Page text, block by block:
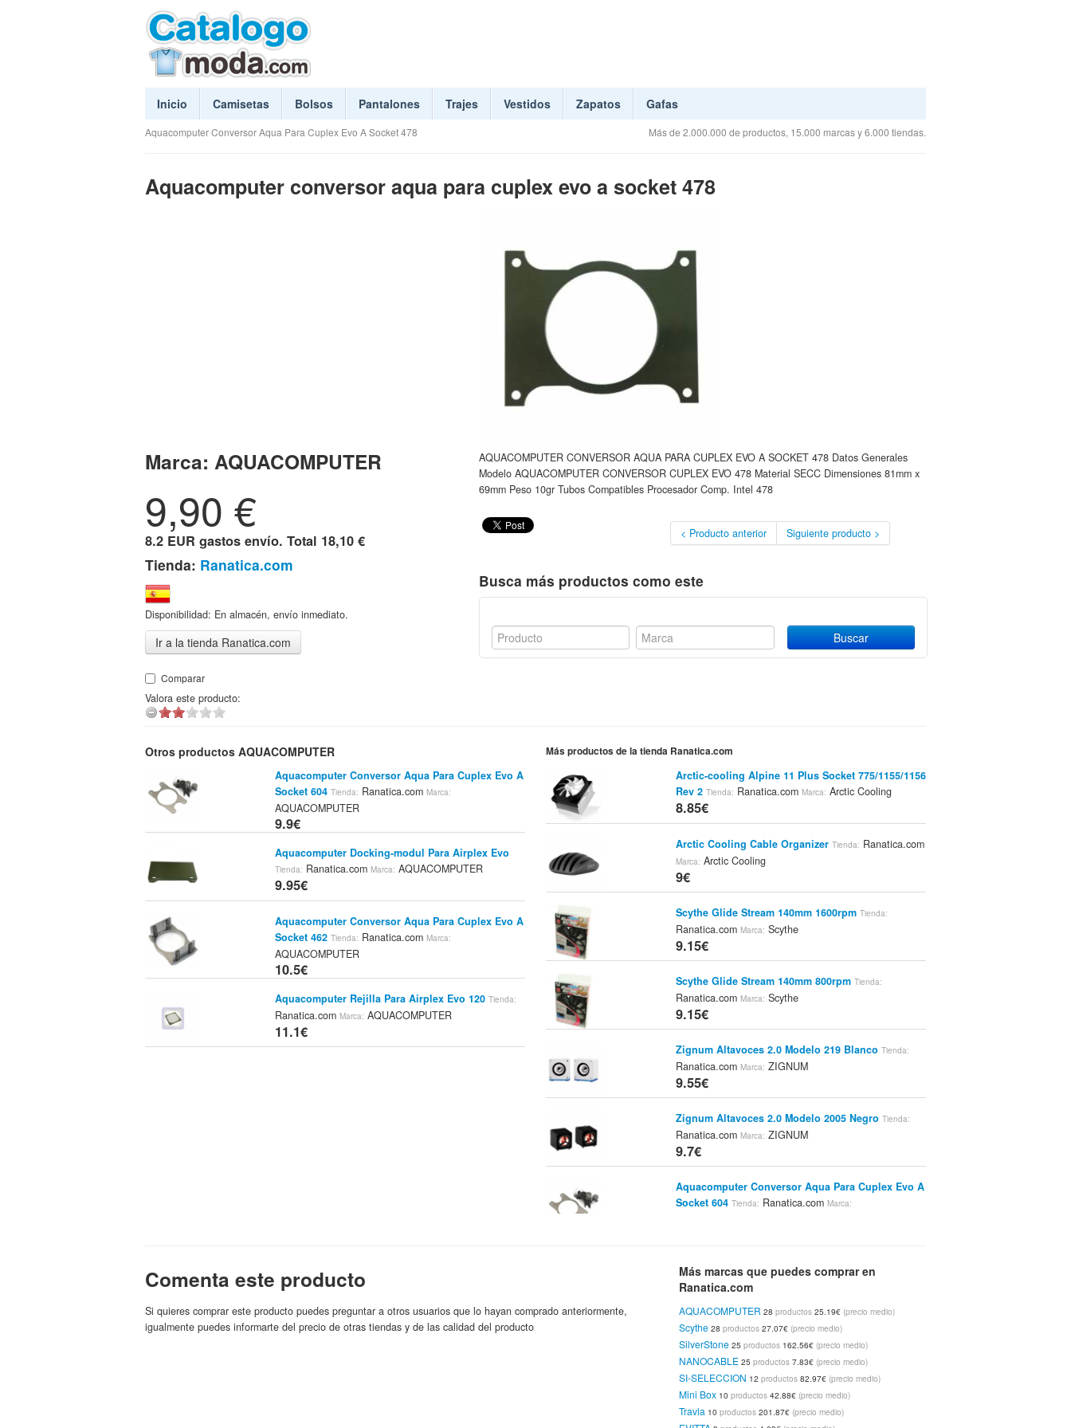
Inicio Camisetas Bolsos Pantalones Trajes Vestidos Zapatos Gafas
Aquacomputer Conversor Aqua Para Cuplex Evo A Socket 478 Más de 2.000.000 de productos, 15.000 marcas y 6.000 tiendas.
Aquacomputer conversor aqua para cuplex evo a socket 478
Marca: AQUACOMPUTER
9,90 €
8.2 EUR gastos envío. Total 18,10 €
Tienda: Ranatica.com
Disponibilidad: En almacén, envío inmediato.
Ir a la tienda Ranatica.com
Comparar
Valora este producto:
AQUACOMPUTER CONVERSOR AQUA PARA CUPLEX EVO A SOCKET 478 Datos Generales
Modelo AQUACOMPUTER CONVERSOR CUPLEX EVO 478 Material SECC Dimensiones 81mm x
69mm Peso 10gr Tubos Compatibles Procesador Comp. Intel 478
< Producto anterior Siguiente producto >
Busca más productos como este
Otros productos AQUACOMPUTER
Aquacomputer Conversor Aqua Para Cuplex Evo A
Socket 604 Tienda: Ranatica.comMarca:
AQUACOMPUTER
9.9€
Aquacomputer Docking-modul Para Airplex Evo
Tienda: Ranatica.comMarca: AQUACOMPUTER
9.95€
Aquacomputer Conversor Aqua Para Cuplex Evo A
Socket 462 Tienda: Ranatica.comMarca:
AQUACOMPUTER
10.5€
Aquacomputer Rejilla Para Airplex Evo 120 Tienda:
Ranatica.comMarca: AQUACOMPUTER
11.1€
Más productos de la tienda Ranatica.com
Arctic-cooling Alpine 11 Plus Socket 775/1155/1156
Rev 2 Tienda: Ranatica.com Marca: Arctic Cooling
8.85€
Arctic Cooling Cable Organizer Tienda: Ranatica.com
Marca: Arctic Cooling
9€
Scythe Glide Stream 140mm 1600rpm Tienda:
Ranatica.com Marca: Scythe
9.15€
Scythe Glide Stream 140mm 800rpm Tienda:
Ranatica.com Marca: Scythe
9.15€
Zignum Altavoces 2.0 Modelo 219 Blanco Tienda:
Ranatica.com Marca: ZIGNUM
9.55€
Zignum Altavoces 2.0 Modelo 2005 Negro Tienda:
Ranatica.com Marca: ZIGNUM
9.7€
Aquacomputer Conversor Aqua Para Cuplex Evo A
Socket 604 Tienda: Ranatica.com Marca:
Aquacomputer Docking-modul Para Airplex Evo
Tienda: Ranatica.comMarca: AQUACOMPUTER
9.95€
Titan Ttc-cuv2ab. Disipador Y Cooler Para Chipset
Vga Tienda:Ranatica.comMarca: Titan
10.1€
Epic Gear Hybrid Pad Small. Alfombrilla
Ranatica.comMarca:EPIC GEAR
Comenta este producto
Si quieres comprar este producto puedes preguntar a otros usuarios que lo hayan comprado anteriormente,
igualmente puedes informarte del precio de otras tiendas y de las calidad del producto
Más marcas que puedes comprar en
Ranatica.com
AQUACOMPUTER 28productos 25.19€ (precio medio)
Scythe 28productos 27.07€ (precio medio)
SilverStone 25productos 162.56€ (precio medio)
NANOCABLE 25productos 7.83€ (precio medio)
SI-SELECCION 12productos 82.97€ (precio medio)
Mini Box 10productos 42.88€ (precio medio)
Travla 10productos 201.87€ (precio medio)